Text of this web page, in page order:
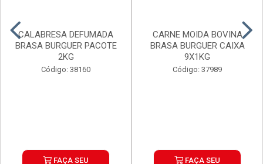
CALABRESA DEFUMADA
BRASA BURGUER PACOTE
2KG
Código: 38160
FAÇA SEU
CARNE MOIDA BOVINA
BRASA BURGUER CAIXA
9X1KG
Código: 37989
FAÇA SEU